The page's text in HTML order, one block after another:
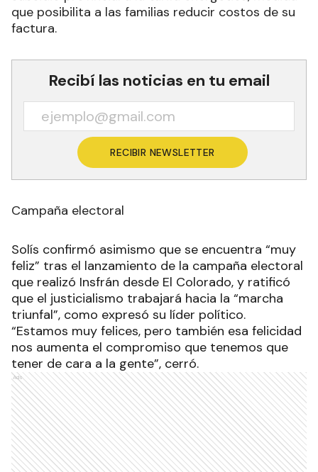
que posibilita a las familias reducir costos de su
factura.
Recibí las noticias en tu email
RECIBIR NEWSLETTER
Campaña electoral
Solís confirmó asimismo que se encuentra “muy
feliz” tras el lanzamiento de la campaña electoral
que realizó Insfrán desde El Colorado, y ratificó
que el justicialismo trabajará hacia la “marcha
triunfal”, como expresó su líder político.
“Estamos muy felices, pero también esa felicidad
nos aumenta el compromiso que tenemos que
tener de cara a la gente”, cerró.
Ads